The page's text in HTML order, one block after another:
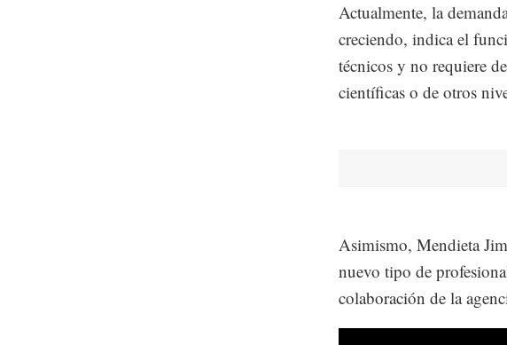
Actualmente, la
creciendo, indica el
técnicos y no requiere
científicas o de otros
Asimismo, Mendieta
nuevo tipo de
colaboración de la